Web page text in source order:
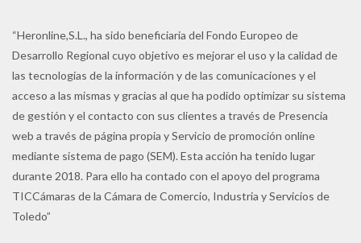
“Heronline,S.L., ha sido beneficiaria del Fondo Europeo de
Desarrollo Regional cuyo objetivo es mejorar el uso y la calidad de
las tecnologías de la información y de las comunicaciones y el
acceso a las mismas y gracias al que ha podido optimizar su sistema
de gestión y el contacto con sus clientes a través de Presencia
web a través de página propia y Servicio de promoción online
mediante sistema de pago (SEM). Esta acción ha tenido lugar
durante 2018. Para ello ha contado con el apoyo del programa
TICCámaras de la Cámara de Comercio, Industria y Servicios de
Toledo”